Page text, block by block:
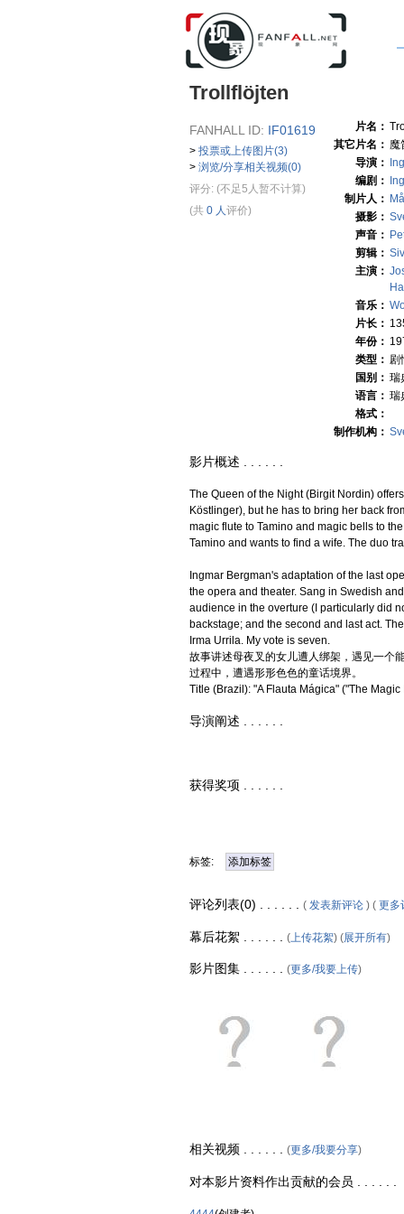
Trollflöjten
FANHALL ID: IF01619
> 投票或上传图片(3)
> 浏览/分享相关视频(0)
评分: (不足5人暂不计算)
(共 0 人评价)
片名：
其它片名： 魔
导演：
编剧：
制片人：
摄影：
声音：
剪辑：
主演：
音乐：
片长：
年份：
类型： 剧
国别： 瑞
语言： 瑞
格式：
制作机构：
影片概述 . . . . . .
The Queen of the Night (Birgit Nordin)
Köstlinger), but he has to bring her back
magic flute to Tamino and magic bells to
Tamino and wants to find a wife. The duo
Ingmar Bergman's adaptation of the last
the opera and theater. Sang in Swedish
audience in the overture (I particularly did
backstage; and the second and last act.
Irma Urrila. My vote is seven.
故事讲述母夜叉的女儿遭人绑架，遇见一个
过程中，遭遇形形色色的童话境界。
Title (Brazil): "A Flauta Mágica" ("The Magic
导演阐述 . . . . . .
获得奖项 . . . . . .
标签: 添加标签
评论列表(0) . . . . . . ( 发表新评论 ) ( 更多
幕后花絮 . . . . . . (上传花絮) (展开所有)
影片图集 . . . . . . (更多/我要上传)
相关视频 . . . . . . (更多/我要分享)
对本影片资料作出贡献的会员 . . . . . .